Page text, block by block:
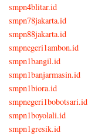
smpn4blitar.id
smpn78jakarta.id
smpn88jakarta.id
smpnegeri1ambon.id
smpn1bangil.id
smpn1banjarmasin.id
smpn1biora.id
smpnegeri1bobotsari.id
smpn1boyolali.id
smpn1gresik.id